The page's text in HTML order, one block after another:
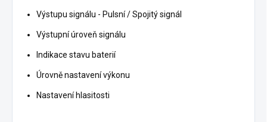
Výstupu signálu - Pulsní / Spojitý signál
Výstupní úroveň signálu
Indikace stavu baterií
Úrovně nastavení výkonu
Nastavení hlasitosti